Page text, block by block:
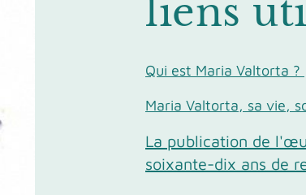
liens
Qui est Maria Valtorta ?
Maria Valtorta, sa vie,
La publication de
soixante-dix ans de